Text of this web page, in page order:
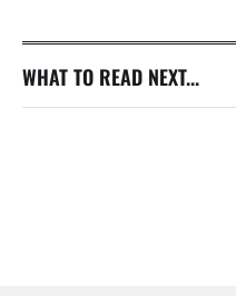
WHAT TO READ NEXT...